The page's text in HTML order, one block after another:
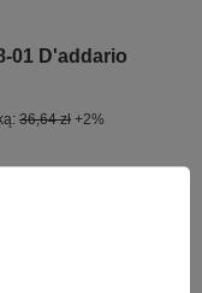
01 D'addario
36,64 zł +2%
12 D'addario